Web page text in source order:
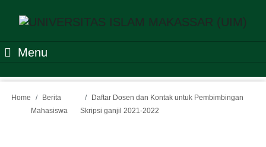
Menu
Home
Berita
Mahasiswa
Daftar Dosen dan Kontak untuk Pembimbingan
Skripsi ganjil 2021-2022